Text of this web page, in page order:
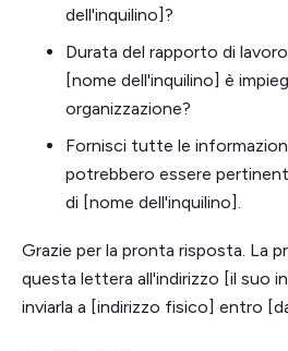
dell'inquilino]?
Durata del rapporto di
[nome dell'inquilino] è
organizzazione?
Fornisci tutte le
potrebbero essere
di [nome dell'inquilino].
Grazie per la pronta risposta. La
questa lettera all'indirizzo [il suo
inviarla a [indirizzo fisico] entro